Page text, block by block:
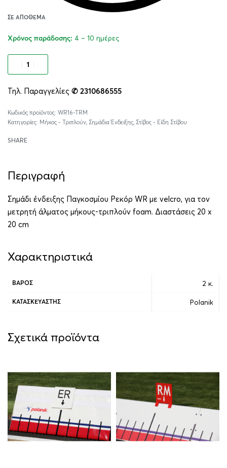
ΣΕ ΑΠΌΘΕΜΑ
Χρόνος παράδοσης: 4 – 10 ημέρες
Τηλ. Παραγγελίες ✆ 2310686555
WR16-TRM
Κατηγορίες: Μήκος - Τριπλούν Σημάδια Ένδειξης Στίβος - Είδη Στίβου
SHARE
Περιγραφή
Σημάδι ένδειξης Παγκοσμίου Ρεκόρ WR με velcro, για τον
μετρητή άλματος μήκους-τριπλούν foam. Διαστάσεις 20 x
20 cm
Χαρακτηριστικά
ΒΆΡΟΣ 2 κ.
ΚΑΤΑΣΚΕΥΑΣΤΉΣ Polanik
Σχετικά προϊόντα